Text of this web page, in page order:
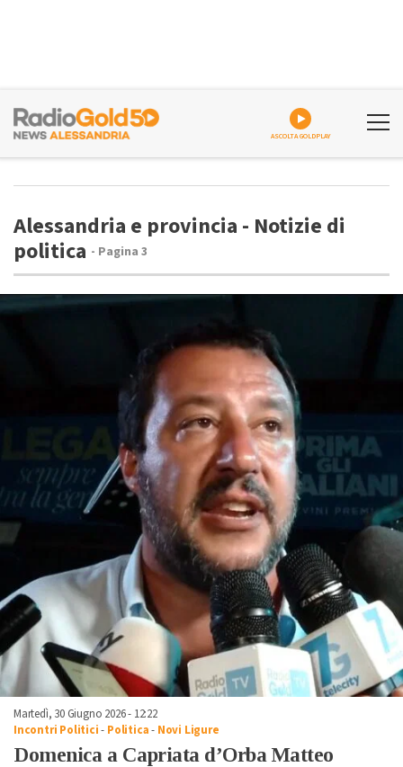
Alessandria e provincia - Notizie di
politica - Pagina 3
Martedì, 30 Giugno 2026 - 12:22
Incontri Politici- Politica- Novi Ligure
Domenica a Capriata d’Orba Matteo